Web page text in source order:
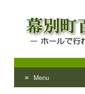
幕別
ホールで行われ
Menu